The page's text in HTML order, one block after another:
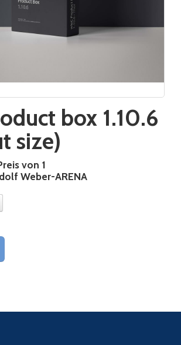
box 1.10.6
size)
von 1
Weber-ARENA